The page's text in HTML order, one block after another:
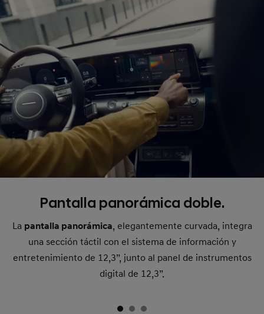
Pantalla panorámica doble.
La pantalla panorámica, elegantemente curvada, integra
una sección táctil con el sistema de información y
entretenimiento de 12,3”, junto al panel de instrumentos
digital de 12,3”.